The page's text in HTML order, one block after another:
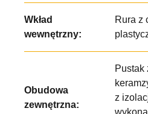
Wkład
wewnętrzny:
Rura z
Obudowa
zewnętrzna:
Pustak
z